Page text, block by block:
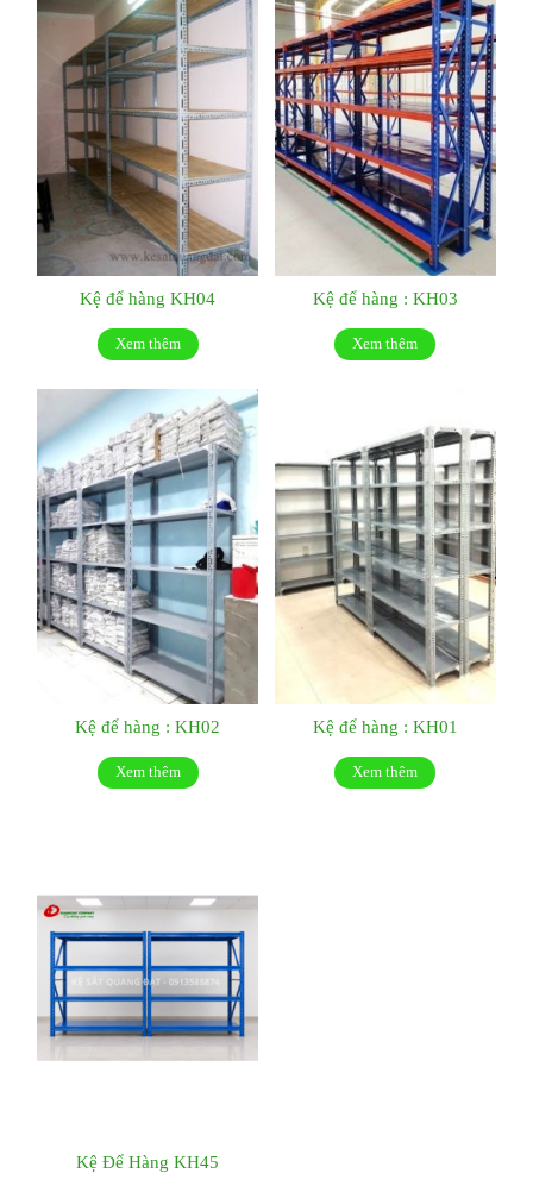
Kệ để hàng KH04
Xem thêm
Kệ để hàng : KH03
Xem thêm
Kệ để hàng : KH02
Xem thêm
Kệ để hàng : KH01
Xem thêm
Kệ Để Hàng KH45